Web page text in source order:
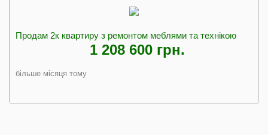
Продам 2к квартиру з ремонтом меблями та технікою
1 208 600 грн.
більше місяця тому